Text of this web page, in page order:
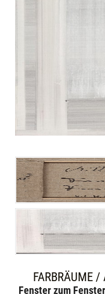
FARBRÄUME /
Fenster zum